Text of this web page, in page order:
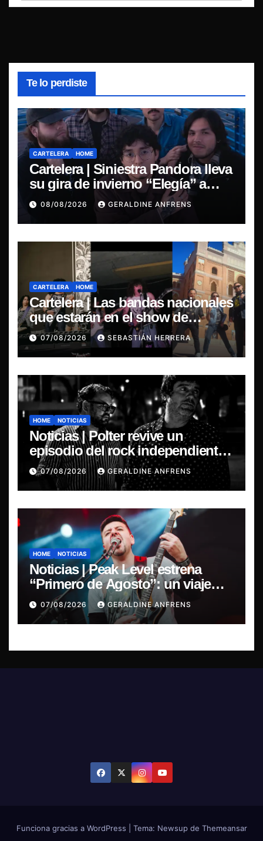
Te lo perdiste
CARTELERA HOME
Cartelera | Siniestra Pandora lleva
su gira de invierno “Elegía” a
Concepción.
08/08/2026 GERALDINE ANFRENS
CARTELERA HOME
Cartelera | Las bandas nacionales
que estarán en el show de
Violator en Santiago
07/08/2026 SEBASTIÁN HERRERA
HOME NOTICIAS
Noticias | Polter revive un
episodio del rock independiente
chileno con el lanzamiento de
“Esencial 2001–2026”
07/08/2026 GERALDINE ANFRENS
HOME NOTICIAS
Noticias | Peak Level estrena
“Primero de Agosto”: un viaje
sonoro por el duelo y la memoria.
07/08/2026 GERALDINE ANFRENS
Funciona gracias a WordPress Tema: Newsup de Themeansar